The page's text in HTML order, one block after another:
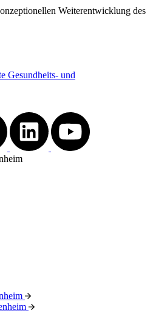
Weiterentwicklung des
Gesundheits- und